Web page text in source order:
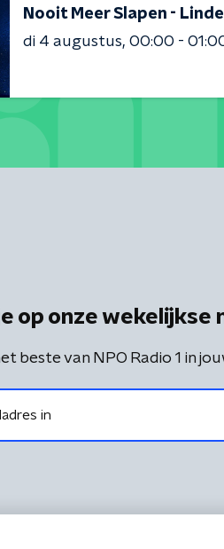
Nooit Meer Slapen -
di 4 augustus 00:00 -
op onze wekelijkse
beste van NPO Radio 1 in